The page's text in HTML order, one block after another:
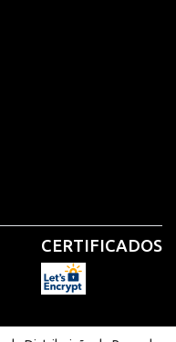
CERTIFICADOS